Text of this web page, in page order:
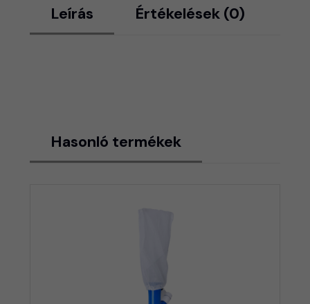
Leírás Értékelések (0)
Hasonló termékek